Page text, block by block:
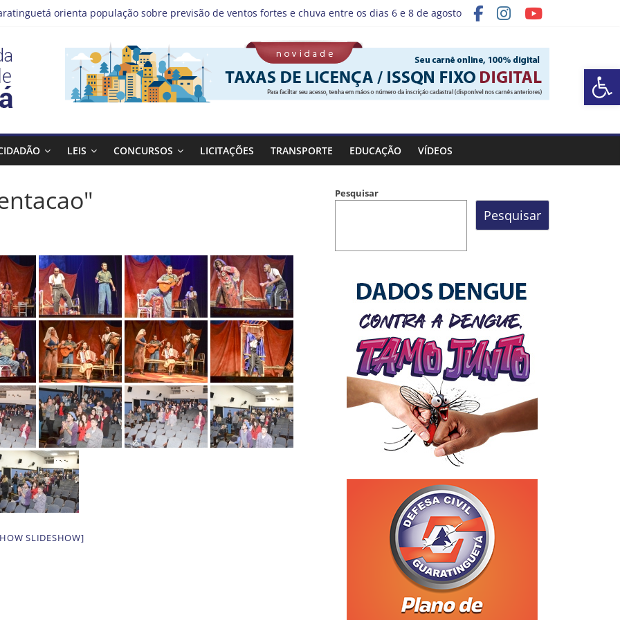
orienta população sobre previsão de ventos fortes e chuva entre os dias 6 e 8 de agosto
| Programação de Agosto
a Prefeitura de Guaratinguetá realiza mais uma edição do programa “Sábado Saúde”
atenderá o seguinte bairro neste sábado, (08)
LEIS CONCURSOS LICITAÇÕES TRANSPORTE EDUCAÇÃO VÍDEOS
SLIDESHOW]
Pesquisar
Pesquisar